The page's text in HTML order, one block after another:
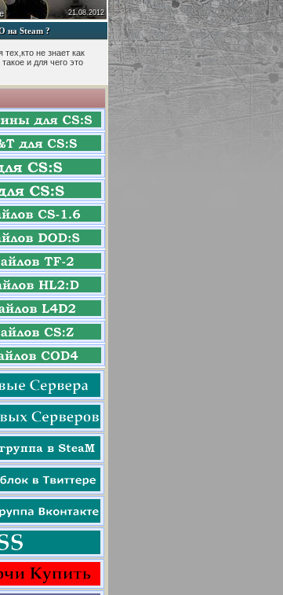
21.08.2012
на Steam ?
не знает как
и для чего это